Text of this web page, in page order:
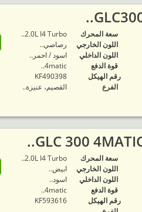
‬سعة المحرك
2.0L I4 Turbo..
اللون الخارجي
رصاصي..
اللون الداخلي
اسود / احمر..
قوة الدفع
4matic..
رقم الهيكل
KF490398
الفرع
القصيم، عنيزة..
‬سعة المحرك
2.0L I4 Turbo..
اللون الخارجي
ابيض..
اللون الداخلي
اسود..
قوة الدفع
4matic..
رقم الهيكل
KF593616